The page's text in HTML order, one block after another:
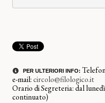
PER ULTERIORI INFO:
e-mail:circolo@filologico.it
Orario di Segreteria: dal
continuato)